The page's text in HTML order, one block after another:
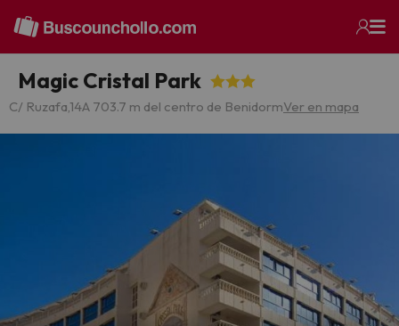
Magic Cristal Park
C/ Ruzafa,14A 703.7 m del centro de BenidormVer en mapa